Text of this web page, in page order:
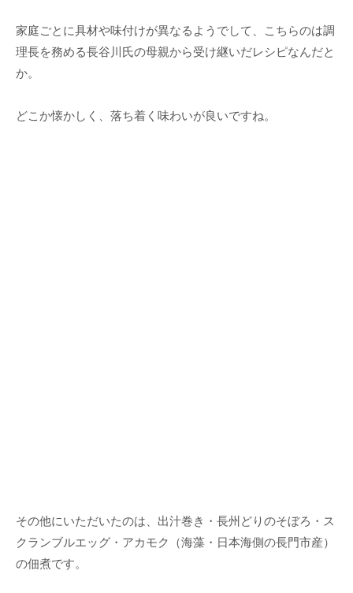
家庭ごとに具材や味付けが異なるようでして、こちらのは調
理長を務める長谷川氏の母親から受け継いだレシピなんだと
か。
どこか懐かしく、落ち着く味わいが良いですね。
その他にいただいたのは、出汁巻き・長州どりのそぼろ・ス
クランブルエッグ・アカモク（海藻・日本海側の長門市産）
の佃煮です。